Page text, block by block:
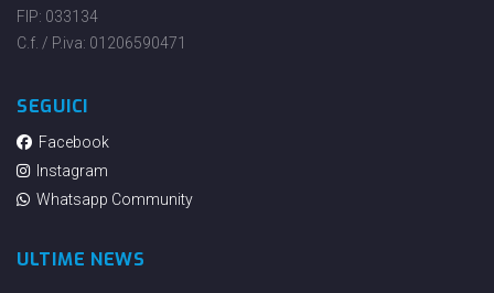
FIP: 033134
C.f. / P.iva: 01206590471
SEGUICI
Facebook
Instagram
Whatsapp Community
ULTIME NEWS